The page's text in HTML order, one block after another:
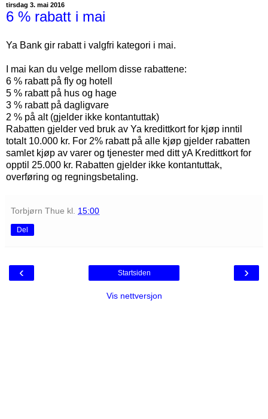
tirsdag 3. mai 2016
6 % rabatt i mai
Ya Bank gir rabatt i valgfri kategori i mai.
I mai kan du velge mellom disse rabattene:
6 % rabatt på fly og hotell
5 % rabatt på hus og hage
3 % rabatt på dagligvare
2 % på alt (gjelder ikke kontantuttak)
Rabatten gjelder ved bruk av Ya kredittkort for kjøp inntil
totalt 10.000 kr. For 2% rabatt på alle kjøp gjelder rabatten
samlet kjøp av varer og tjenester med ditt yA Kredittkort for
opptil 25.000 kr. Rabatten gjelder ikke kontantuttak,
overføring og regningsbetaling.
Torbjørn Thue kl. 15:00
Del
‹ ›
Startsiden
Vis nettversjon